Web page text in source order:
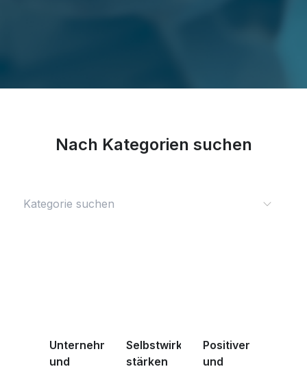
Nach Kategorien suchen
Unternehmertum
und
Selbstwirksamkeit
stärken
Positiver
und